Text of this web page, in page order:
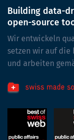
Building data-
open-source
Wir entwickeln
setzen wir auf die
und arbeiten